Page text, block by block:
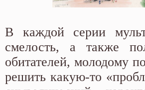
В каждой серии
смелость, а также
обитателей, молодому
решить какую-то